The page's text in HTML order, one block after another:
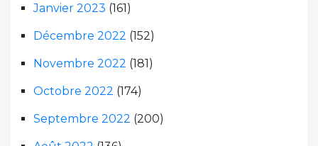
Janvier 2023 (161)
Décembre 2022 (152)
Novembre 2022 (181)
Octobre 2022 (174)
Septembre 2022 (200)